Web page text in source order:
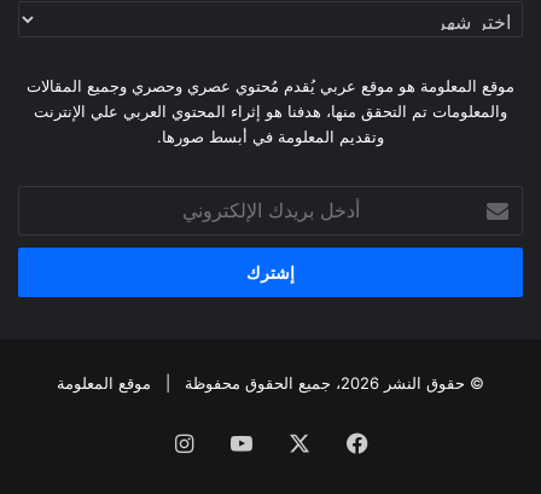
أرشيف
موقع المعلومة هو موقع عربي يُقدم مُحتوي عصري وحصري وجميع المقالات
والمعلومات تم التحقق منها، هدفنا هو إثراء المحتوي العربي علي الإنترنت
وتقديم المعلومة في أبسط صورها.
بريدك
الإلكتروني
© حقوق النشر 2026، جميع الحقوق محفوظة | موقع المعلومة
فيسبوك يوتيوبانستقرام